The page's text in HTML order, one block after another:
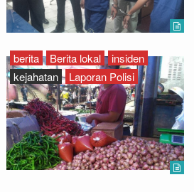
berita Berita lokal
insiden
kejahatan
Laporan Polisi